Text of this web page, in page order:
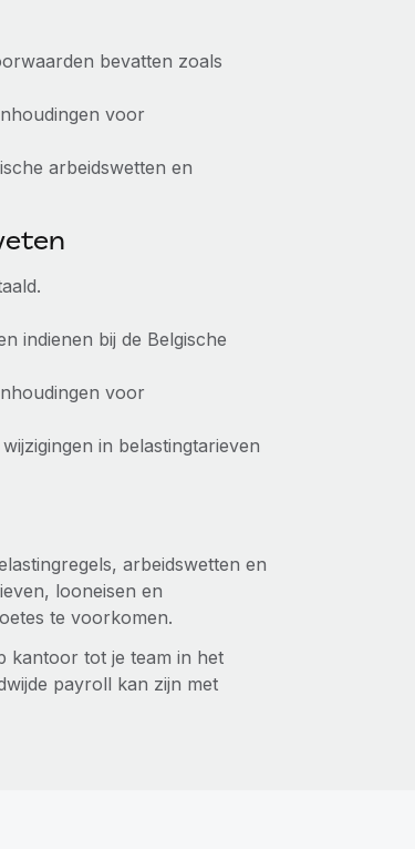
bevatten zoals
voor
arbeidswetten en
indienen bij de Belgische
voor
in belastingtarieven
arbeidswetten en
looneisen en
te voorkomen.
kantoor tot je team in het
payroll kan zijn met